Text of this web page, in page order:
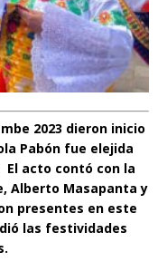
2023 dieron inicio
Pabón fue elejida
acto contó con la
Alberto Masapanta y
presentes en este
las festividades